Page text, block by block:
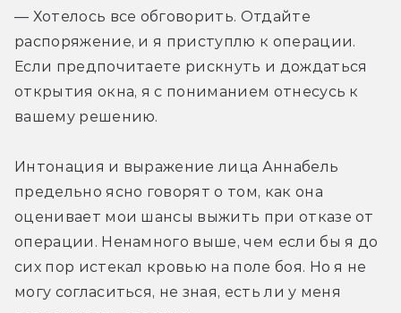
— Хотелось все обговорить. Отдайте
распоряжение, и я приступлю к операции.
Если предпочитаете рискнуть и дождаться
открытия окна, я c пониманием отнесусь к
вашему решению.
Интонация и выражение лица Аннабель
предельно ясно говорят о том, как она
оценивает мои шансы выжить при отказе от
операции. Ненамного выше, чем если бы я до
сих пор истекал кровью на поле боя. Но я не
могу согласиться, не зная, есть ли у меня